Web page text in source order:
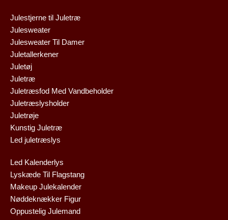
Julestjerne til Juletræ
Julesweater
Julesweater Til Damer
Juletallerkener
Juletøj
Juletræ
Juletræsfod Med Vandbeholder
Juletræslysholder
Juletrøje
Kunstig Juletræ
Led juletræslys
Led Kalenderlys
Lyskæde Til Flagstang
Makeup Julekalender
Nøddeknækker Figur
Oppustelig Julemand